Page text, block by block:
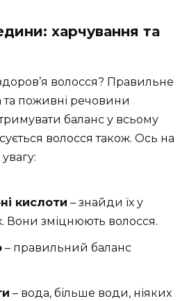
харчування та
волосся? Правильне
та поживні речовини
баланс у всьому
волосся також. Ось на
кислоти – знайди їх у
Вони зміцнюють волосся.
– правильний баланс
– вода, більше води, ніяких